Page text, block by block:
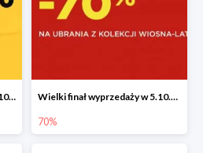
Dodatkowe -20% rabatu w 5.10.15 Wielki finał wyprzedaży w 5.10.15 do -70%
70%